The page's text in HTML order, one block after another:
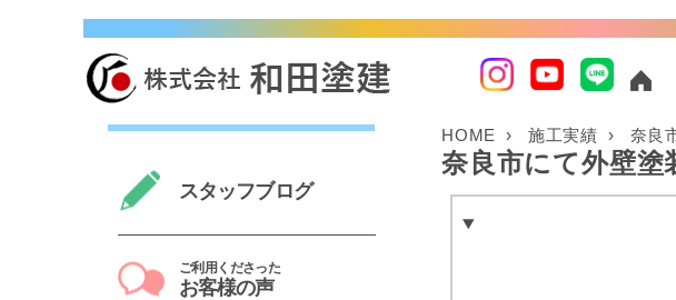
スタッフブログ
ご利用くださった
お客様の声
HOME 施工実績 奈良
奈良市にて外壁塗